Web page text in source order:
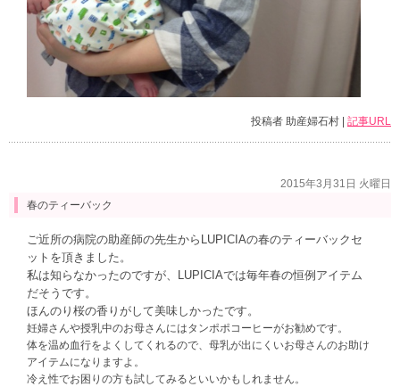
投稿者 助産婦石村 | 記事URL
2015年3月31日 火曜日
春のティーバック
ご近所の病院の助産師の先生からLUPICIAの春のティーバックセ
ットを頂きました。
私は知らなかったのですが、LUPICIAでは毎年春の恒例アイテム
だそうです。
ほんのり桜の香りがして美味しかったです。
妊婦さんや授乳中のお母さんにはタンポポコーヒーがお勧めです。
体を温め血行をよくしてくれるので、母乳が出にくいお母さんのお助け
アイテムになりますよ。
冷え性でお困りの方も試してみるといいかもしれません。